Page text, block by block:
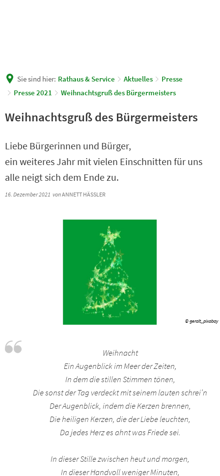
Sie sind hier: Rathaus & Service Aktuelles
Presse
Presse 2021
Weihnachtsgruß des Bürgermeisters
Weihnachtsgruß des Bürgermeisters
Liebe Bürgerinnen und Bürger,
ein weiteres Jahr mit vielen Einschnitten für uns
alle neigt sich dem Ende zu.
16. Dezember 2021 vonANNETT HÄSSLER
© geralt_pixabay
Weihnacht
Ein Augenblick im Meer der Zeiten,
In dem die stillen Stimmen tönen,
Die sonst der Tag verdeckt mit seinem lauten schrei’n
Der Augenblick, indem die Kerzen brennen,
Die heiligen Kerzen, die der Liebe leuchten,
Da jedes Herz es ahnt was Friede sei.
In dieser Stille zwischen heut und morgen,
In dieser Handvoll weniger Minuten,